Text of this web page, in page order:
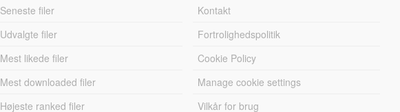
Seneste filer
Udvalgte filer
Mest likede filer
Mest downloaded filer
Højeste ranked filer
Kontakt
Fortrolighedspolitik
Cookie Policy
Manage cookie settings
Vilkår for brug